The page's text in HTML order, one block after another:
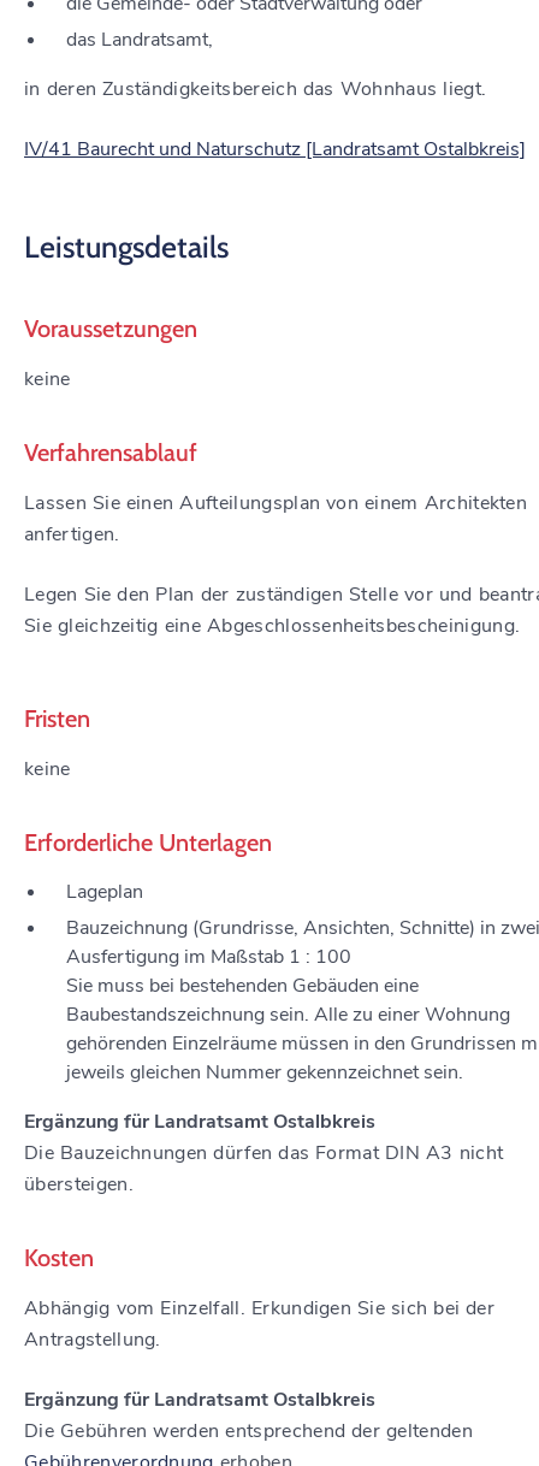
das Landratsamt,
in deren Zuständigkeitsbereich das Wohnhaus liegt.
IV/41 Baurecht und Naturschutz [Landratsamt Ostalbkreis]
Leistungsdetails
Voraussetzungen
keine
Verfahrensablauf
Lassen Sie einen Aufteilungsplan von einem Architekten
anfertigen.
Legen Sie den Plan der zuständigen Stelle vor und
Sie gleichzeitig eine Abgeschlossenheitsbescheinigung.
Fristen
keine
Erforderliche Unterlagen
Lageplan
Bauzeichnung (Grundrisse, Ansichten, Schnitte) in
Ausfertigung im Maßstab 1 : 100
Sie muss bei bestehenden Gebäuden eine
Baubestandszeichnung sein. Alle zu einer Wohnung
gehörenden Einzelräume müssen in den Grundrissen
jeweils gleichen Nummer gekennzeichnet sein.
Ergänzung für Landratsamt Ostalbkreis
Die Bauzeichnungen dürfen das Format DIN A3 nicht
übersteigen.
Kosten
Abhängig vom Einzelfall. Erkundigen Sie sich bei der
Antragstellung.
Ergänzung für Landratsamt Ostalbkreis
Die Gebühren werden entsprechend der geltenden